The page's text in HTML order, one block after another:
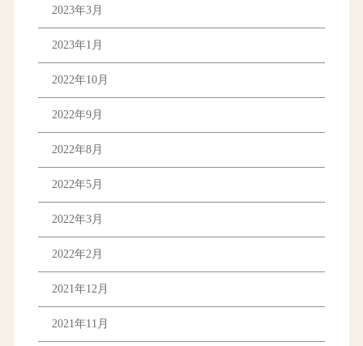
2023年3月
2023年1月
2022年10月
2022年9月
2022年8月
2022年5月
2022年3月
2022年2月
2021年12月
2021年11月